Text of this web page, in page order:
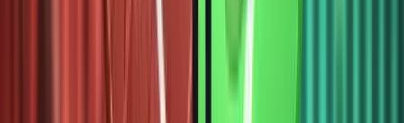
bùng nổ